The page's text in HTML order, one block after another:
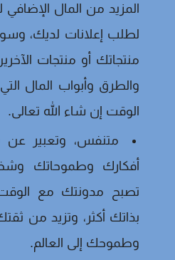
المزيد من المال
لطلب إعلانات لديك،
منتجاتك أو منتجات الآخرين
والطرق وأبواب المال
الوقت إن شاء الله تعالى.
متنفس، وتعبير عن
أفكارك وطموحاتك
تصبح مدونتك مع
بذاتك أكثر، وتزيد من
وطموحك إلى العالم.